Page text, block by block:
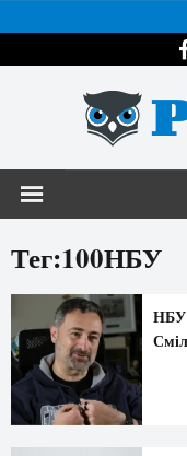
Тег:100НБУ
НБУ